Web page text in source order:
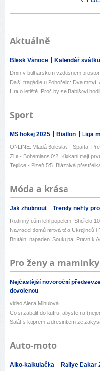
Aktuálně
Blesk Vánoce Kalendář
Dron v bulharském vzdušném
Další tragédie u Pohořelic: Dva
Hra o letiště. Proč by se Babišovi
Sport
MS hokej 2025 Biatlon Liga
ONLINE: Mladá Boleslav - Sparta.
Zlín - Bohemians 0:2. Klokani mají
Teplice - Plzeň 5:5. Bláznivá
Móda a krása
Jak zhubnout Trendy nehty
Rodinný dům lehl popelem: Shořelo 10
Navracel domů mrtvá těla Ukrajinců i
Brutální napadení Soukupa. Právník
Pro ženy a maminky
Nejčastější novoroční
dovolenou
video Alena Mihulová
Co si zabalit do kufru, abyste na
Salát s koprem a dresinkem ze
Auto-moto
Alko-kalkulačka Rallye Dakar